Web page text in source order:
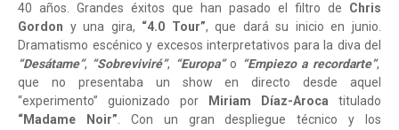
40 años. Grandes éxitos que han pasado el filtro de Chris
Gordon y una gira, “4.0 Tour”, que dará su inicio en junio.
Dramatismo escénico y excesos interpretativos para la diva del
“Desátame”, “Sobreviviré”, “Europa”o “Empiezo a recordarte”,
que no presentaba un show en directo desde aquel
“experimento” guionizado por
Miriam Díaz-Aroca titulado
“Madame Noir”. Con un gran despliegue técnico y los